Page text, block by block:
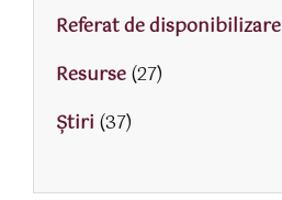
Referat de disponibilizare
Resurse(27)
Știri (37)